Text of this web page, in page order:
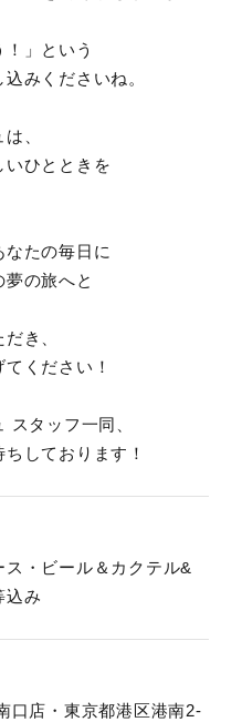
！」という
みくださいね。
、
いひとときを
たの毎日に
の旅へと
き、
ください！
タッフ一同、
しております！
・ビール＆カクテル&
込み
口店・東京都港区港南2-